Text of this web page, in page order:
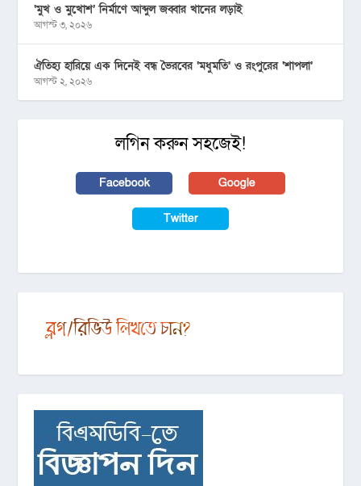
‘মুখ ও মুখোশ’ নির্মাণে আব্দুল জব্বার খানের লড়াই
আগস্ট ৩, ২০২৬
ঐতিহ্য হারিয়ে এক দিনেই বন্ধ ভৈরবের ‘মধুমতি’ ও রংপুরের ‘শাপলা’
আগস্ট ২, ২০২৬
লগিন করুন সহজেই!
Facebook Google
Twitter